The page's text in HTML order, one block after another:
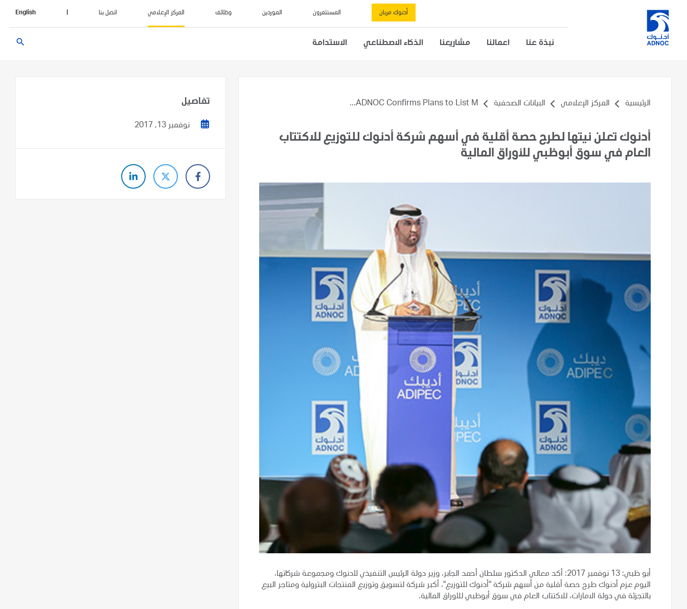
أدنوك مربان المستثمرون الموردين وظائف المركز الإعلامي اتصل بنا English
نبذة عنا اعمالنا مشاريعنا الذكاء الاصطناعي الاستدامة search
الرئيسية المركز الإعلامي البيانات الصحفية ADNOC Confirms Plans to List M...
أدنوك تعلن نيتها لطرح حصة أقلية في أسهم شركة أدنوك للتوزيع للاكتتاب
العام في سوق أبوظبي للأوراق المالية
أبو ظبي: 13 نوفمبر 2017: أكد معالي الدكتور سلطان أحمد الجابر، وزير دولة الرئيس التنفيذي لأدنوك ومجموعة شركاتها،
اليوم عزم أدنوك طرح حصة أقلية من أسهم شركة "أدنوك للتوزيع"، أكبر شركة لتسويق وتوزيع المنتجات البترولية ومتاجر البيع
بالتجزئة في دولة الامارات، للاكتتاب العام في سوق أبوظبي للأوراق المالية.
تفاصيل
نوفمبر 13, 2017